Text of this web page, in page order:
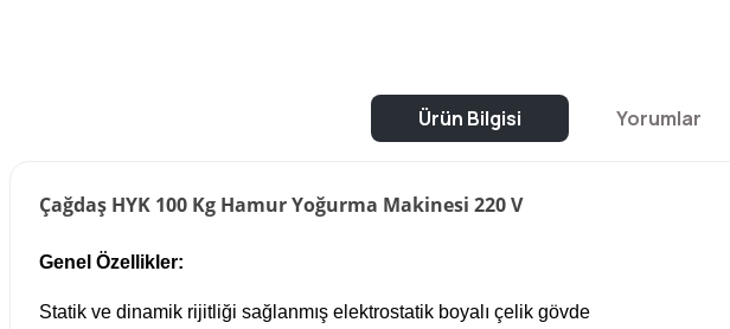
Ürün Bilgisi Yorumlar
Çağdaş HYK 100 Kg Hamur Yoğurma Makinesi 220 V
Genel Özellikler:
Statik ve dinamik rijitliği sağlanmış elektrostatik boyalı çelik gövde